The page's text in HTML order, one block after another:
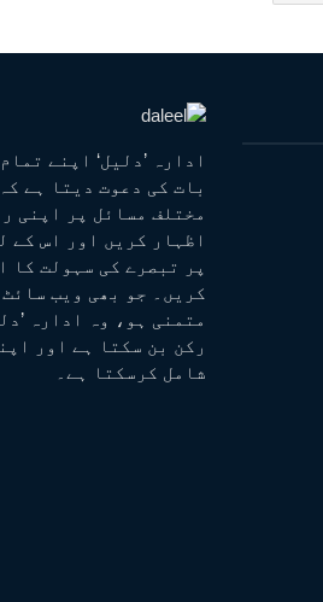
ادارہ ’دلیل‘ اپنے
بات کی دعوت دیتا ہے
مختلف مسائل پر اپنی
اظہار کریں اور اس کے
پر تبصرے کی سہولت کا
کریں۔ جو بھی ویب
متمنی ہو، وہ ادارہ
رکن بن سکتا ہے اور
شامل کرسکتا ہے۔